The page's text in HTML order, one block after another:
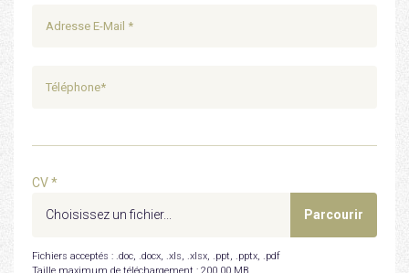
CV *
Fichiers acceptés : .doc, .docx, .xls, .xlsx, .ppt, .pptx, .pdf